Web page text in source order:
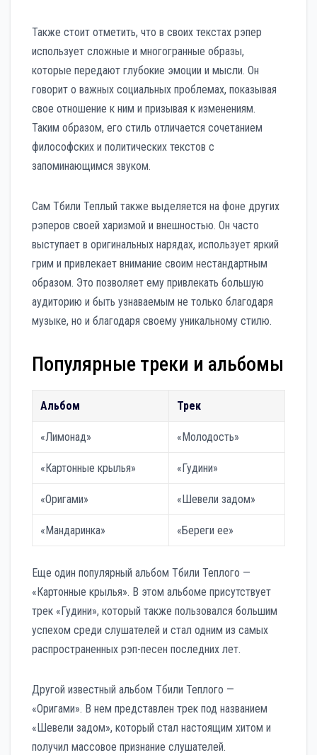
Также стоит отметить, что в своих текстах рэпер
использует сложные и многогранные образы,
которые передают глубокие эмоции и мысли. Он
говорит о важных социальных проблемах, показывая
свое отношение к ним и призывая к изменениям.
Таким образом, его стиль отличается сочетанием
философских и политических текстов с
запоминающимся звуком.
Сам Тбили Теплый также выделяется на фоне других
рэперов своей харизмой и внешностью. Он часто
выступает в оригинальных нарядах, использует яркий
грим и привлекает внимание своим нестандартным
образом. Это позволяет ему привлекать большую
аудиторию и быть узнаваемым не только благодаря
музыке, но и благодаря своему уникальному стилю.
Популярные треки и альбомы
Альбом Трек
«Лимонад» «Молодость»
«Картонные крылья» «Гудини»
«Оригами» «Шевели задом»
«Мандаринка» «Береги ее»
Еще один популярный альбом Тбили Теплого —
«Картонные крылья». В этом альбоме присутствует
трек «Гудини», который также пользовался большим
успехом среди слушателей и стал одним из самых
распространенных рэп-песен последних лет.
Другой известный альбом Тбили Теплого —
«Оригами». В нем представлен трек под названием
«Шевели задом», который стал настоящим хитом и
получил массовое признание слушателей.